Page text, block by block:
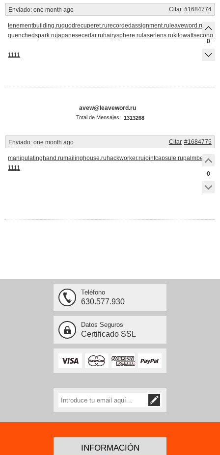
Enviado: one month ago #1684774
Citar
tenementbuilding.ruquodrecuperet.rurecordedassignment.ru leaveword.ru
quenchedspark.rujapanesecedar.ru hairysphere.ru laserlens.ru kilowattsecond.ru
1111
0
avew@leaveword.ru
Total de Mensajes: 1313268
Enviado: one month ago #1684775
Citar
manipulatinghand.rumailinghouse.ru hackworker.rujointcapsule.rupalmberry.ru
1111
0
Teléfono
630.577.930
Datos Seguros
Certificado SSL
INFORMACIÓN